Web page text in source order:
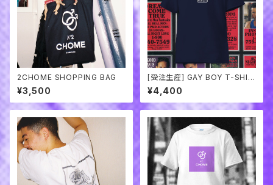
2CHOME SHOPPING BAG
¥3,500
[受注生産] GAY BOY T-SHIR
TS
¥4,400